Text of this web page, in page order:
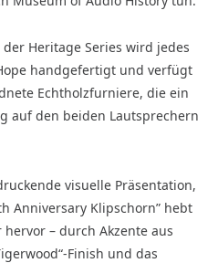
Heritage Series wird jedes
handgefertigt und verfügt
Echtholzfurniere, die ein
auf den beiden Lautsprechern
visuelle Präsentation,
Anniversary Klipschorn” hebt
– durch Akzente aus
Finish und das